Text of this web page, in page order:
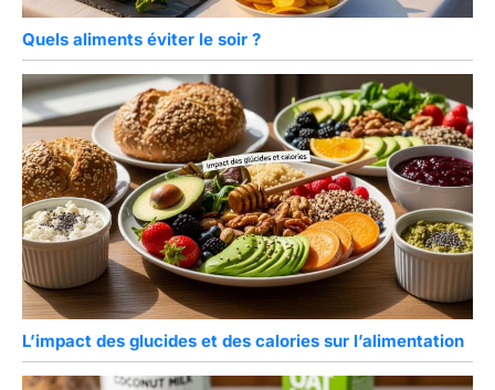
Quels aliments éviter le soir ?
L’impact des glucides et des calories sur l’alimentation